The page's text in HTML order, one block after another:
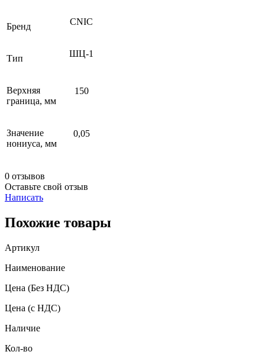
Бренд CNIC
Тип ШЦ-1
Верхняя
граница, мм
150
Значение
нониуса, мм
0,05
0 отзывов
Оставьте свой отзыв
Написать
Похожие товары
Артикул
Наименование
Цена (Без НДС)
Цена (с НДС)
Наличие
Кол-во